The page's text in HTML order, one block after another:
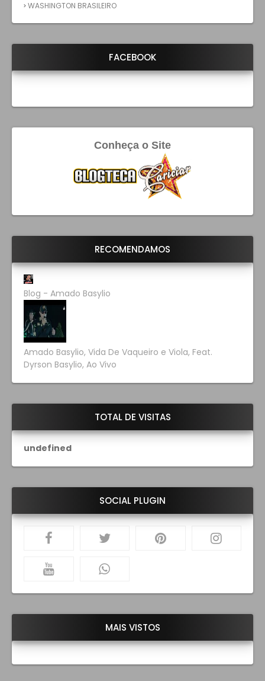
WASHINGTON BRASILEIRO
FACEBOOK
Conheça o Site
RECOMENDAMOS
Blog - Amado Basylio
Amado Basylio, Vida De Vaqueiro e Viola, Feat.
Dyrson Basylio, Ao Vivo
TOTAL DE VISITAS
undefined
SOCIAL PLUGIN
MAIS VISTOS